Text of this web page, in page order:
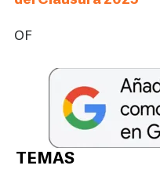
OF
TEMAS